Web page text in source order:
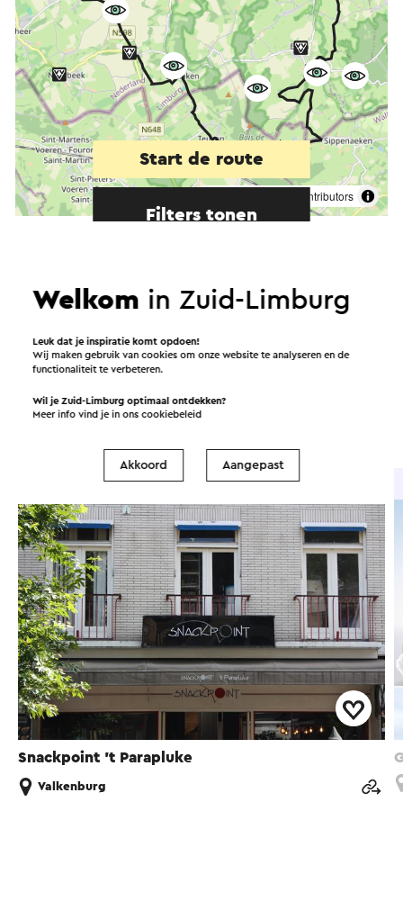
contributors
Start de route
Filters tonen
Snackpoint 't Parapluke
Valkenburg
Welkom in Zuid-Limburg
Leuk dat je inspiratie komt opdoen!
Wij maken gebruik van cookies om onze website te analyseren en de
functionaliteit te verbeteren.
Wil je Zuid-Limburg optimaal ontdekken?
Meer info vind je in onscookiebeleid
Akkoord Aangepast